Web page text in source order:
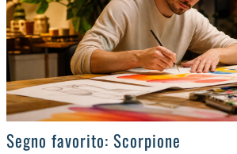
>
Segno favorito: Scorpione